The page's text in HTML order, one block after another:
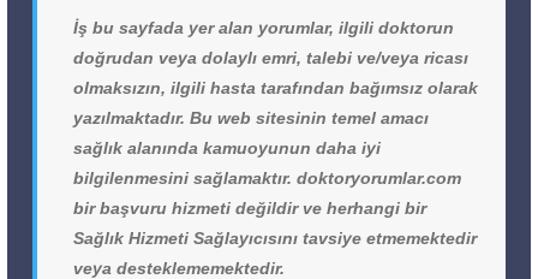
İş bu sayfada yer alan yorumlar, ilgili doktorun
doğrudan veya dolaylı emri, talebi ve/veya ricası
olmaksızın, ilgili hasta tarafından bağımsız olarak
yazılmaktadır. Bu web sitesinin temel amacı
sağlık alanında kamuoyunun daha iyi
bilgilenmesini sağlamaktır. doktoryorumlar.com
bir başvuru hizmeti değildir ve herhangi bir
Sağlık Hizmeti Sağlayıcısını tavsiye etmemektedir
veya desteklememektedir.